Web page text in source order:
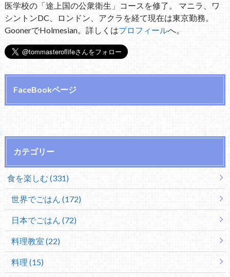
医学校の「途上国の公衆衛生」コースを修了。 マニラ、ワ
シントンDC、ロンドン、アクラを経て現在は東京勤務。
GoonerでHolmesian。詳しくはプロフィールへ。
FaceBookページ
カテゴリー
食を楽しむ (331)
世界でごはん (172)
日本でごはん (72)
料理教室 (22)
料理 (15)